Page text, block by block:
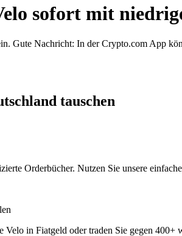
sofort mit
Gute Nachricht: In der Crypto.com App
tauschen
Orderbücher. Nutzen Sie unsere
Velo in Fiatgeld oder traden Sie gegen